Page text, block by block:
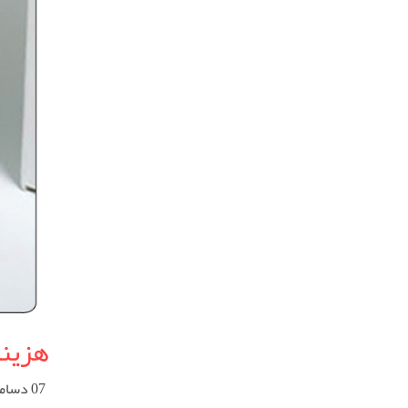
07 دسامبر 2025